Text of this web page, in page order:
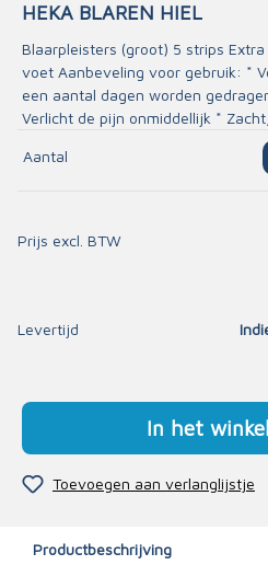
HEKA BLAREN HIEL
Blaarpleisters (groot) 5 strips
voet Aanbeveling voor gebruik: *
een aantal dagen worden
Verlicht de pijn onmiddellijk * Zacht,
Aantal
Prijs excl. BTW
Levertijd
In het
Toevoegen aan verlanglijstje
Productbeschrijving